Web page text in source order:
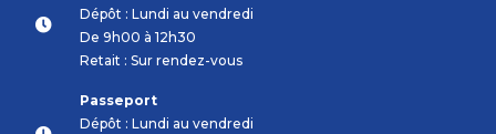
Dépôt : Lundi au vendredi
De 9h00 à 12h30
Retait : Sur rendez-vous
Passeport
Dépôt : Lundi au vendredi